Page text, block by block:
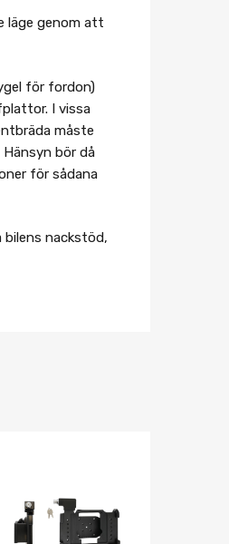
läge genom att
för fordon)
I vissa
måste
bör då
för sådana
nackstöd,